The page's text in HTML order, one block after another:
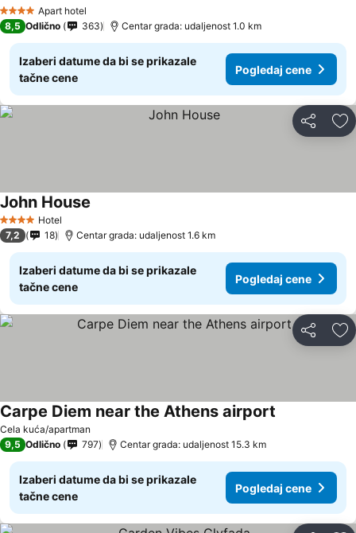
4 ZvezdiceApart hotel
8,5 Odlično 363 Centar grada: udaljenost 1.0 km
Izaberi datume da bi se prikazale
tačne cene
Pogledaj cene
Deli
4 ZvezdiceHotel
John House
7,2 18 Centar grada: udaljenost 1.6 km
Izaberi datume da bi se prikazale
tačne cene
Pogledaj cene
Deli
Cela kuća/apartman
Carpe Diem near the Athens airport
9,5 Odlično 797 Centar grada: udaljenost 15.3 km
Izaberi datume da bi se prikazale
tačne cene
Pogledaj cene